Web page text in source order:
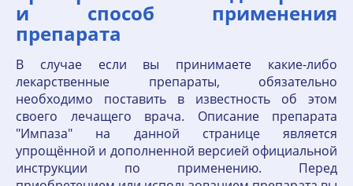
и способ применения
препарата
В случае если вы принимаете какие-либо
лекарственные препараты, обязательно
необходимо поставить в известность об этом
своего лечащего врача. Описание препарата
"Импаза" на данной странице является
упрощённой и дополненной версией официальной
инструкции по применению. Перед